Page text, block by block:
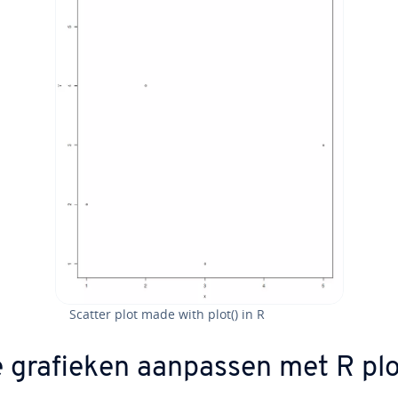
Scatter plot made with plot() in R
grafieken aanpassen met R